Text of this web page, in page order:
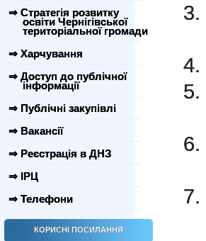
⇒ Стратегія розвитку
освіти Чернігівської
територіальної громади
⇒ Харчування
⇒ Доступ до публічної
інформації
⇒ Публічні закупівлі
⇒ Вакансії
⇒ Реєстрація в ДНЗ
⇒ ІРЦ
⇒ Телефони
КОРИСНІ ПОСИЛАННЯ